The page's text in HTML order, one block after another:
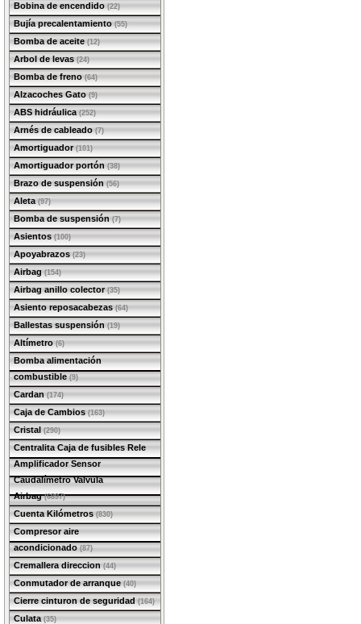
Bobina de encendido (22)
Bujía precalentamiento (55)
Bomba de aceite (12)
Arbol de levas (24)
Bomba de freno (64)
Alzacoches Gato (9)
ABS hidráulica (252)
Arnés de cableado (7)
Amortiguador (101)
Amortiguador portón (38)
Brazo de suspensión (56)
Aleta (97)
Bomba de suspensión (7)
Asientos (100)
Apoyabrazos (23)
Airbag (154)
Airbag anillo colector (35)
Asiento reposacabezas (64)
Ballestas suspensión (19)
Altímetro (6)
Bomba alimentación
combustible(9)
Cardan (174)
Caja de Cambios (163)
Cristal (290)
Centralita Caja de fusibles Rele
Amplificador Sensor
Caudalímetro Valvula
Airbag(6897)
Cuenta Kilómetros (830)
Compresor aire
acondicionado(87)
Cremallera direccion (44)
Conmutador de arranque (40)
Cierre cinturon de seguridad (164)
Culata (35)